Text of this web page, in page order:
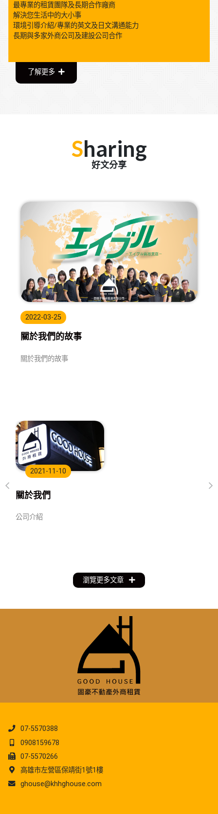
最專業的租賃團隊及長期合作廠商
解決您生活中的大小事
環境引導介紹/專業的英文及日文溝通能力
長期與多家外商公司及建設公司合作
了解更多
Sharing
好文分享
2022-03-25
關於我們的故事
關於我們的故事
2021-11-10
關於我們
公司介紹
瀏覽更多文章
07-5570388
0908159678
07-5570266
高雄市左營區保靖街1號1樓
ghouse@khhghouse.com